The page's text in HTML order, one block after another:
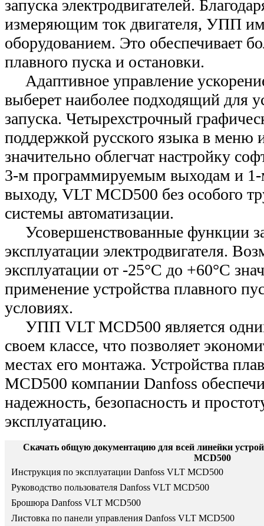
запуска электродвигателей.
измеряющим ток двигателя, УПП
оборудованием. Это обеспечивает
плавного пуска и остановки.
Адаптивное управление
выберет наиболее подходящий для
запуска. Четырехстрочный
поддержкой русского языка в меню
значительно облегчат настройку
3-м программируемым выходам и 1-
выходу, VLT MCD500 без особого
системы автоматизации.
Усовершенствованные функции
эксплуатации электродвигателя.
эксплуатации от -25°С до +60°С
применение устройства плавного
условиях.
УПП VLT MCD500 является
своем классе, что позволяет
местах его монтажа. Устройства
MCD500 компании Danfoss
надежность, безопасность и
эксплуатацию.
Скачать общую документацию для всей линейки
MCD500
Инструкция по эксплуатации Danfoss VLT MCD500
Руководство пользователя Danfoss VLT MCD500
Брошюра Danfoss VLT MCD500
Листовка по панели управления Danfoss VLT MCD500